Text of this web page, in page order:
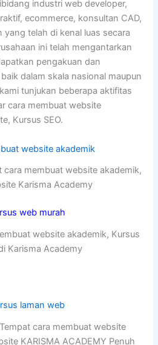
industri web developer,
ecommerce, konsultan CAD,
yang telah di kenal luas secara
ini telah mengantarkan
pengakuan dan
dalam skala nasional maupun
tunjukan beberapa aktifitas
cara membuat website
Kursus SEO.
cara membuat website akademik,
Karisma Academy
website akademik, Kursus
Karisma Academy
cara membuat website
KARISMA ACADEMY Penuh